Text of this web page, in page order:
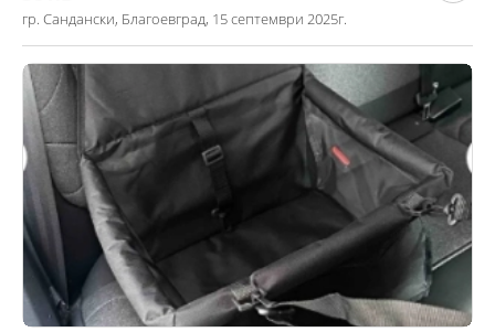
гр. Сандански, Благоевград, 15 септември 2025г.